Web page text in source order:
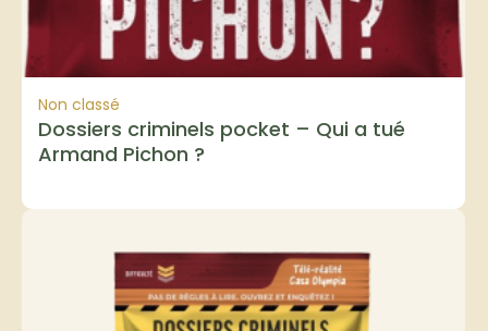
Non classé
Dossiers criminels pocket – Qui a tué
Armand Pichon ?